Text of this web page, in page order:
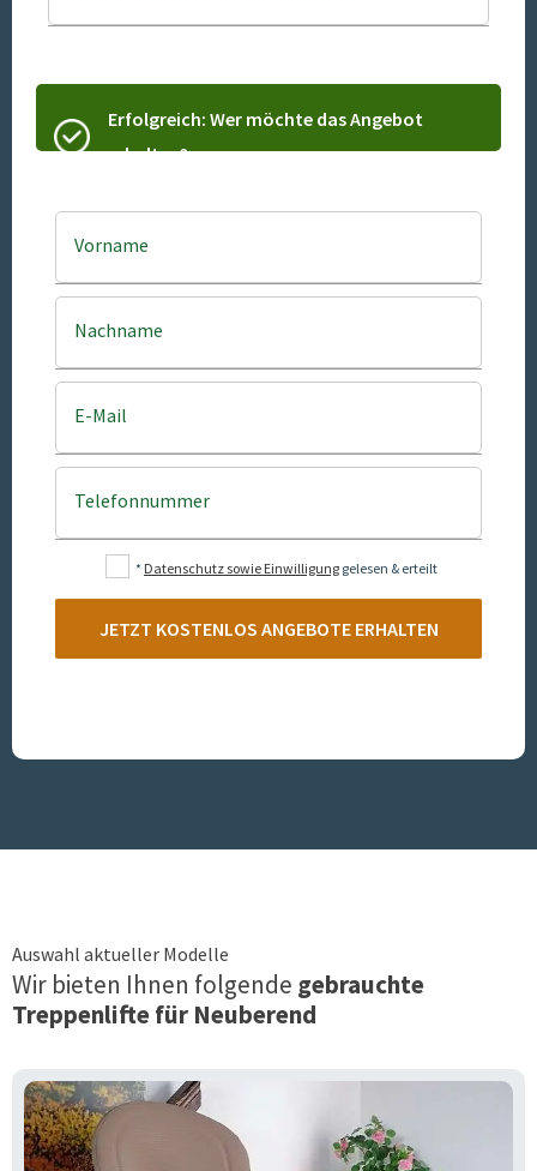
Erfolgreich: Wer möchte das Angebot
erhalten?
Vorname
Nachname
E-Mail
Telefonnummer
* Datenschutz sowie Einwilligung gelesen & erteilt
JETZT KOSTENLOS ANGEBOTE ERHALTEN
Auswahl aktueller Modelle
Wir bieten Ihnen folgende gebrauchte
Treppenlifte für Neuberend